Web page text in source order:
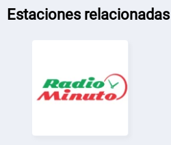
Estaciones relacionadas